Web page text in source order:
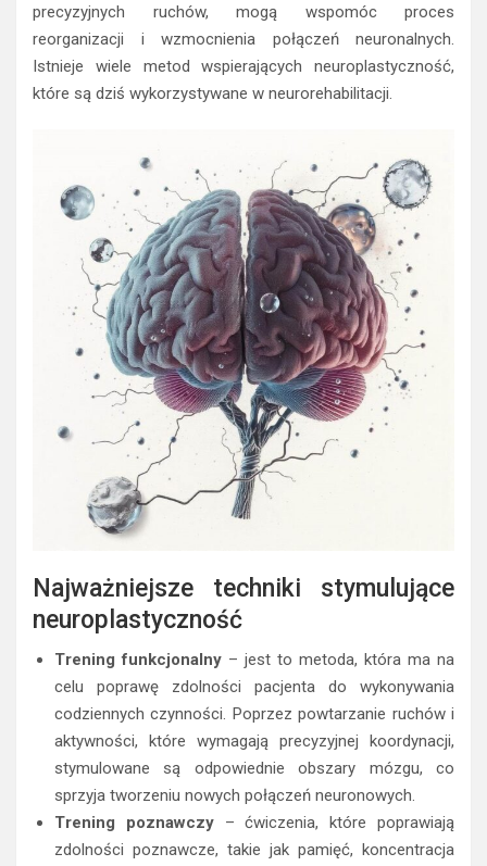
precyzyjnych ruchów, mogą wspomóc proces
reorganizacji i wzmocnienia połączeń neuronalnych.
Istnieje wiele metod wspierających neuroplastyczność,
które są dziś wykorzystywane w neurorehabilitacji.
Najważniejsze techniki stymulujące
neuroplastyczność
Trening funkcjonalny – jest to metoda, która ma na
celu poprawę zdolności pacjenta do wykonywania
codziennych czynności. Poprzez powtarzanie ruchów i
aktywności, które wymagają precyzyjnej koordynacji,
stymulowane są odpowiednie obszary mózgu, co
sprzyja tworzeniu nowych połączeń neuronowych.
Trening poznawczy– ćwiczenia, które poprawiają
zdolności poznawcze, takie jak pamięć, koncentracja